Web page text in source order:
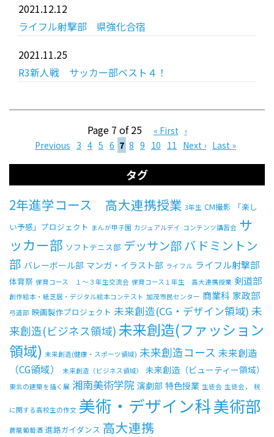
2021.12.12
ライフル射撃部 県強化合宿
2021.11.25
R3新人戦 サッカー部ベスト４！
Page 7 of 25 « First ‹
Previous 3 4 5 6 7 8 9 10 11 Next › Last »
タグ
2年進学コース 高大連携授業 3年生 CM撮影
「楽し
い予感」プロジェクト まんが甲子園 カジュアルデイ コンテンツ講習会 サ
ッカー部 ソフトテニス部 デッサン部バドミントン
部 バレーボール部 マンガ・イラスト部 ライフル ライフル射撃部
体育祭 保育コース １～３年生交流会 保育コース１年生 高大連携授業 剣道部
創作絵本・紙芝居・デジタル絵本コンテスト 加茂市民センター 商業科 家政部
弓道部 映画製作プロジェクト 未来創造(CG・デザイン領域) 未
来創造(ビジネス領域) 未来創造(ファッション
領域) 未来創造(健康・スポーツ領域) 未来創造コース 未来創造
（CG領域）
未来創造（ビジネス領域） 未来創造（ビューティー領域）
東北の建築を描く展 湘南美術学院 演劇部 特色授業 生徒会 生徒会， 税
に関する高校生の作文 美術・デザイン科美術部
蒼龍葡萄酒 進路ガイダンス 高大連携